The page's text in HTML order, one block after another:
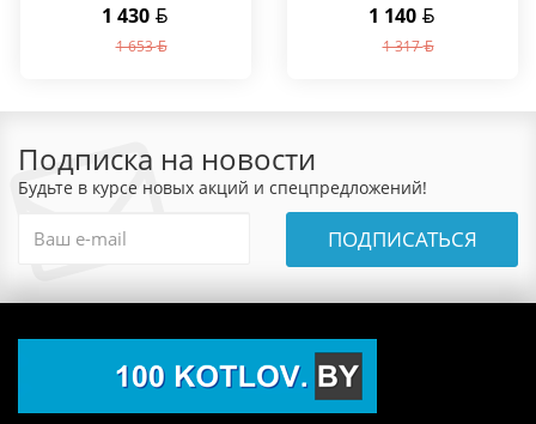
1 430
1 653
1 140
1 317
Подписка на новости
Будьте в курсе новых акций и спецпредложений!
ПОДПИСАТЬСЯ